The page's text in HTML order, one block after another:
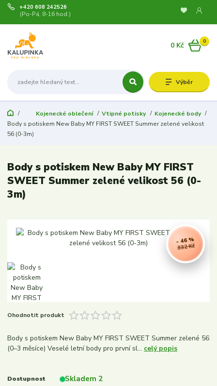
Výběr
+420 608 242526
(Po-Pá, 8-16 hod.)
0
0 Kč
Kojenecké oblečení Vtipné potisky
Kojenecké body
Body s potiskem New Baby MY FIRST SWEET Summer zelené velikost
56 (0-3m)
Body s potiskem New Baby MY FIRST
SWEET Summer zelené velikost 56 (0-
3m)
332 Kč
- 46 %
Ohodnotit produkt
Body s potiskem New Baby MY FIRST SWEET Summer zelené 56
(0–3 měsíce) Veselé letní body pro první sl... celý popis
Dostupnost Skladem 2